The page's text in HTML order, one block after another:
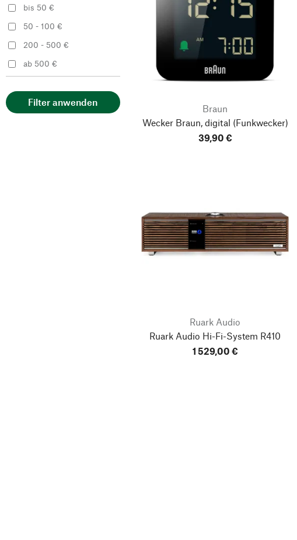
bis 50 €
50 - 100 €
200 - 500 €
ab 500 €
Filter anwenden
Braun
Wecker Braun, digital (Funkwecker)
39,90 €
Ruark Audio
Ruark Audio Hi-Fi-System R410
1 529,00 €